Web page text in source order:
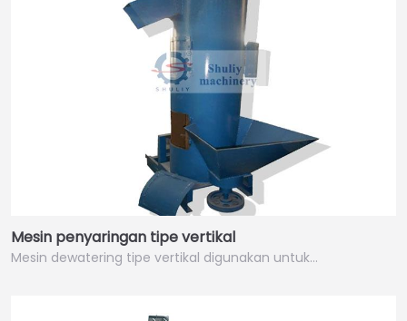
Mesin penyaringan tipe vertikal
Mesin dewatering tipe vertikal digunakan untuk…